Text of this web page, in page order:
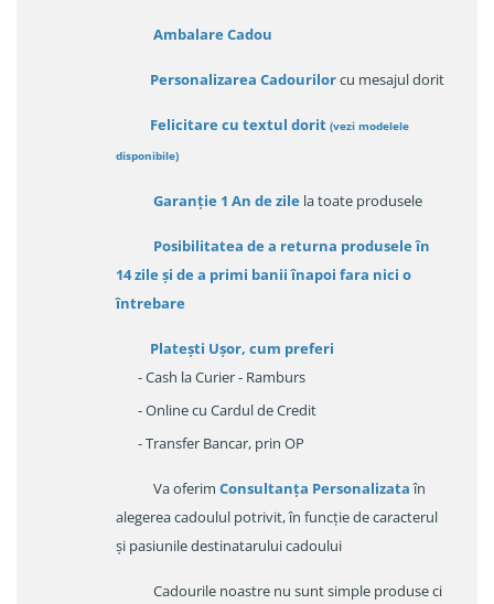
Ambalare Cadou
Personalizarea Cadourilorcu mesajul dorit
Felicitare cu textul dorit (vezi modelele
disponibile)
Garanție 1 An de zile la toate produsele
Posibilitatea de a returna produsele în
14 zileși de a primi banii înapoi fara nici o
întrebare
Platești Ușor, cum preferi
- Cash la Curier - Ramburs
- Online cu Cardul de Credit
- Transfer Bancar, prin OP
Va oferim Consultanța Personalizataîn
alegerea cadoulul potrivit, în funcție de caracterul
și pasiunile destinatarului cadoului
Cadourile noastre nu sunt simple produse ci